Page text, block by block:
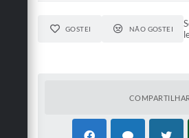
GOSTEI NÃO GOSTEI
COMPARTILHAR